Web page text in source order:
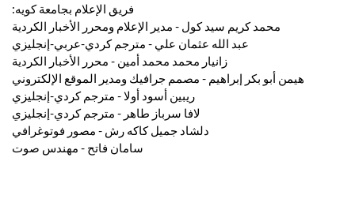
فريق الإعلام بجامعة كويه:
محمد كريم سيد كول - مدير الإعلام ومحرر الأخبار الكردية
عبد الله عثمان علي - مترجم كردي-عربي-إنجليزي
زانيار محمد محمد أمين - محرر الأخبار الكردية
هيمن أبو بكر إبراهيم - مصمم جرافيك ومدير الموقع الإلكتروني
ريبين أسود أولا - مترجم كردي-إنجليزي
لافا سرباز طاهر - مترجم كردي-إنجليزي
دلشاد جميل كاكه رش - مصور فوتوغرافي
سامان فاتح - مهندس صوت